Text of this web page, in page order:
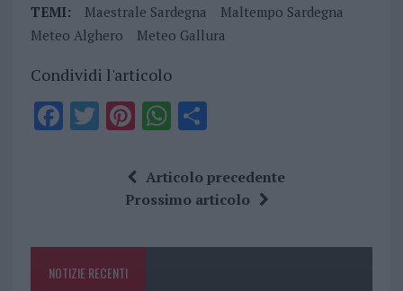
TEMI: Maestrale Sardegna
Maltempo Sardegna
Meteo Alghero
Meteo Gallura
Condividi l'articolo
F
o
T Pi
te
re
W
at
s
p
S
a
re
Articolo precedente
Prossimo articolo
NOTIZIE RECENTI